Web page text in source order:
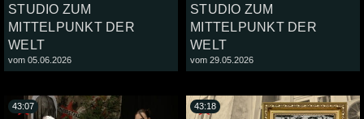
STUDIO ZUM
MITTELPUNKT DER
WELT
vom 05.06.2026
STUDIO ZUM
MITTELPUNKT DER
WELT
vom 29.05.2026
43:07 43:18